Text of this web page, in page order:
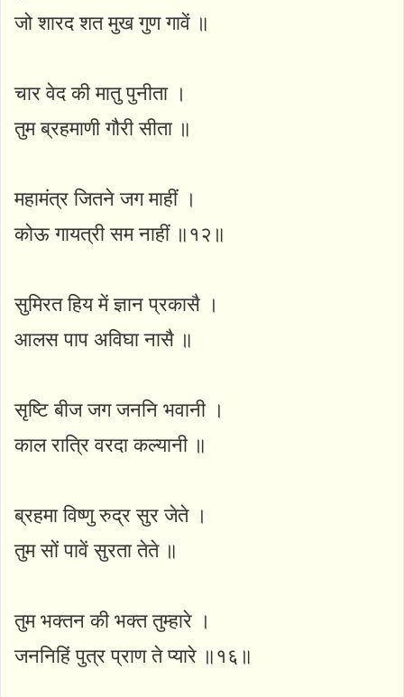
जो शारद शत मुख गुण गावें ॥
चार वेद की मातु पुनीता ।
तुम ब्रहमाणी गौरी सीता ॥
महामंत्र जितने जग माहीं ।
कोऊ गायत्री सम नाहीं ॥१२॥
सुमिरत हिय में ज्ञान प्रकासै ।
आलस पाप अविघा नासै ॥
सृष्टि बीज जग जननि भवानी ।
काल रात्रि वरदा कल्यानी ॥
ब्रहमा विष्णु रुद्र सुर जेते ।
तुम सों पावें सुरता तेते ॥
तुम भक्तन की भक्त तुम्हारे ।
जननिहिं पुत्र प्राण ते प्यारे ॥१६॥